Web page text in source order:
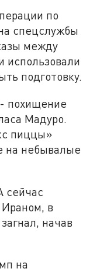
по
спецслужбы
между
использовали
подготовку.
похищение
Мадуро.
пиццы»
на небывалые
сейчас
Ираном, в
начав
на